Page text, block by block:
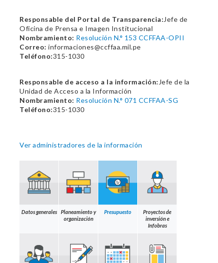
Responsable del Portal de Transparencia: Jefe de
Oficina de Prensa e Imagen Institucional
Nombramiento: Resolución N.° 153 CCFFAA-OPII
Correo: informaciones@ccffaa.mil.pe
Teléfono:315-1030
Responsable de acceso a la información: Jefe de la
Unidad de Acceso a la Información
Nombramiento: Resolución N.° 071 CCFFAA-SG
Teléfono:315-1030
Ver administradores de la información
Datos generales
Planeamiento y
organización
Presupuesto
Proyectos de
inversión e
Infobras